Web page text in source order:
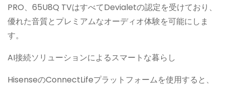
PRO、65U8Q TVはすべてDevialetの認定を受けており、
優れた音質とプレミアムなオーディオ体験を可能にしま
す。
AI接続ソリューションによるスマートな暮らし
HisenseのConnectLifeプラットフォームを使用すると、